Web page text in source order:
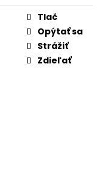
Tlač
Opýtať sa
Strážiť
Zdieľať